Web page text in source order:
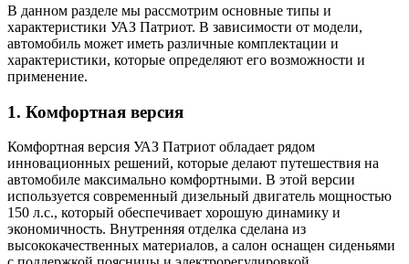
В данном разделе мы рассмотрим основные типы и
характеристики УАЗ Патриот. В зависимости от модели,
автомобиль может иметь различные комплектации и
характеристики, которые определяют его возможности и
применение.
1. Комфортная версия
Комфортная версия УАЗ Патриот обладает рядом
инновационных решений, которые делают путешествия на
автомобиле максимально комфортными. В этой версии
используется современный дизельный двигатель мощностью
150 л.с., который обеспечивает хорошую динамику и
экономичность. Внутренняя отделка сделана из
высококачественных материалов, а салон оснащен сиденьями